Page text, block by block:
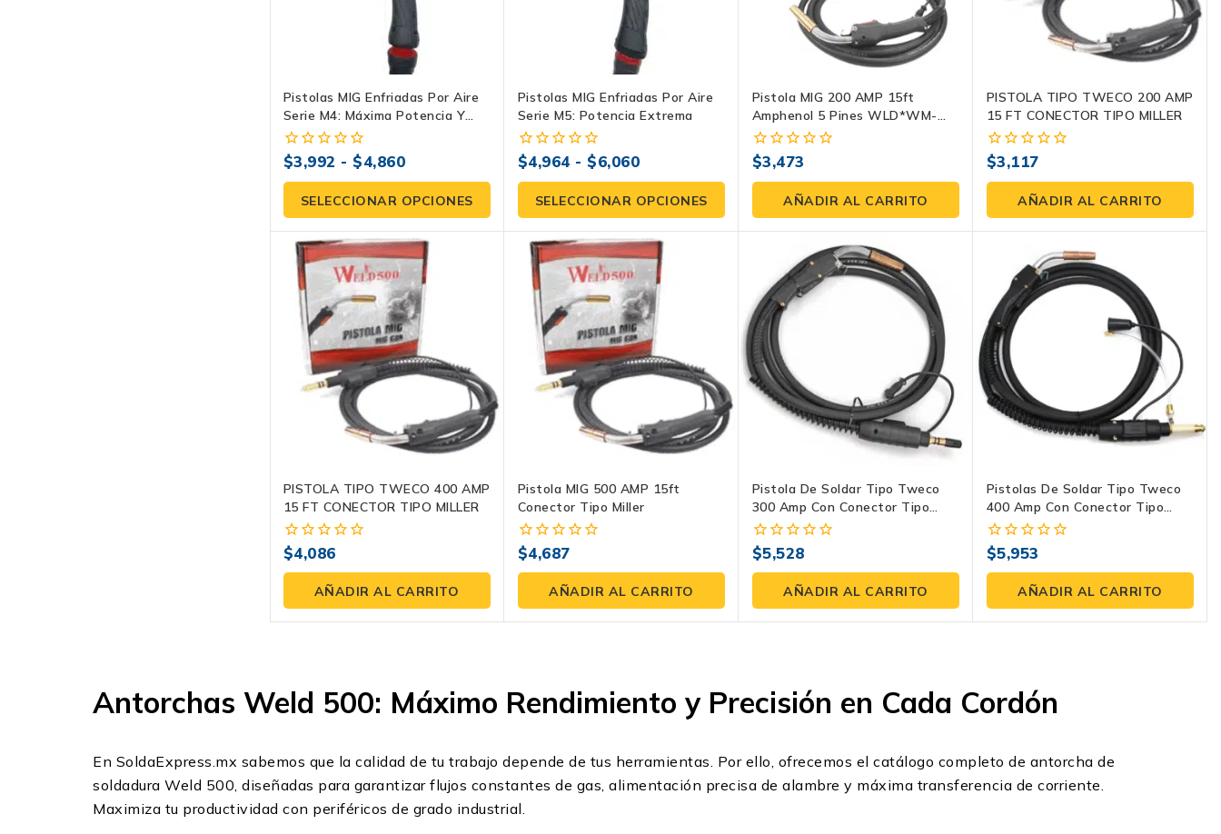
Pistolas MIG Enfriadas Por Aire
Serie M4: Máxima Potencia Y
Rendimiento
0
fuera
5
$3,992 - $4,860
SELECCIONAR OPCIONES
Pistolas MIG Enfriadas Por Aire
Serie M5: Potencia Extrema
0
fuera
5
$4,964 - $6,060
SELECCIONAR OPCIONES
Pistola MIG 200 AMP 15ft
Amphenol 5 Pines WLD*WM-
KT215-5P
0
fuera
5
$3,473
AÑADIR AL CARRITO
PISTOLA TIPO TWECO 200 AMP
15 FT CONECTOR TIPO MILLER
0
fuera
5
$3,117
AÑADIR AL CARRITO
PISTOLA TIPO TWECO 400 AMP
15 FT CONECTOR TIPO MILLER
0
fuera
5
$4,086
AÑADIR AL CARRITO
Pistola MIG 500 AMP 15ft
Conector Tipo Miller
0
fuera
5
$4,687
AÑADIR AL CARRITO
Pistola De Soldar Tipo Tweco
300 Amp Con Conector Tipo
Miller: KCM*KM315-3545
Rendimiento Superior Y
Ergonomía Avanzada
0
fuera
5
$5,528
AÑADIR AL CARRITO
Pistolas De Soldar Tipo Tweco
400 Amp Con Conector Tipo
Miller DE 10 Y 15 FT: Potencia Y
Precisión En Tus Manos
0
fuera
5
$5,953
AÑADIR AL CARRITO
Antorchas Weld 500: Máximo Rendimiento y Precisión en Cada Cordón
En SoldaExpress.mx sabemos que la calidad de tu trabajo depende de tus herramientas. Por ello, ofrecemos el catálogo completo de antorcha de
soldadura Weld 500, diseñadas para garantizar flujos constantes de gas, alimentación precisa de alambre y máxima transferencia de corriente.
Maximiza tu productividad con periféricos de grado industrial.